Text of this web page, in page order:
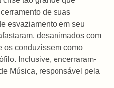
de suas
esvaziamento em seu
desanimados com
os conduzissem como
Inclusive, encerraram-
Música, responsável pela